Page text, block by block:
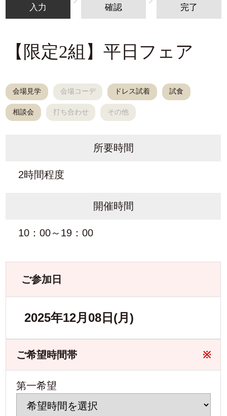
入力
確認
完了
【限定2組】平日フェア
会場見学 会場コーデ ドレス試着 試食
相談会 打ち合わせ その他
所要時間
2時間程度
開催時間
10：00～19：00
ご参加日
2025年12月08日(月)
ご希望時間帯 ※
第一希望